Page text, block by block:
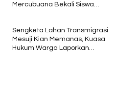
Mercubuana Bekali Siswa
Sengketa Lahan Transmigrasi
Mesuji Kian Memanas, Kuasa
Hukum Warga Laporkan